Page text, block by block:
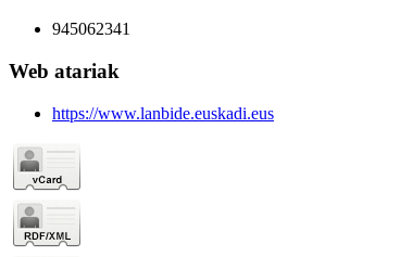
945062341
Web atariak
https://www.lanbide.euskadi.eus